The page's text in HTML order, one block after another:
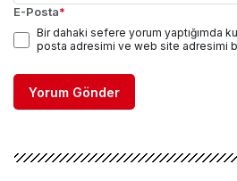
E-Posta*
Bir dahaki sefere yorum yaptığımda
posta adresimi ve web site adresimi
Yorum Gönder